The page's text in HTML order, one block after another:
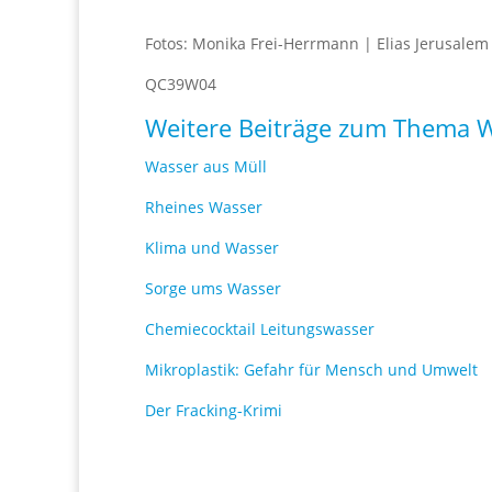
Fotos: Monika Frei-Herrmann | Elias Jerusalem
QC39W04
Weitere Beiträge zum Thema
Wasser aus Müll
Rheines Wasser
Klima und Wasser
Sorge ums Wasser
Chemiecocktail Leitungswasser
Mikroplastik: Gefahr für Mensch und Umwelt
Der Fracking-Krimi